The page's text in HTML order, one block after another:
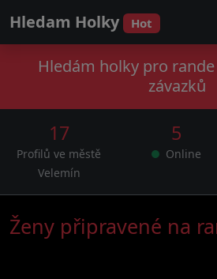
Hledam Holky Hot
Hledám holky pro
závazků
17
Profilů ve městě
Velemín
5
Online
Ženy připravené na